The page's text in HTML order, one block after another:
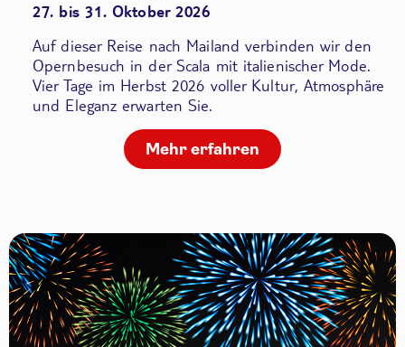
27. bis 31. Oktober 2026
Auf dieser Reise nach Mailand verbinden wir den
Opernbesuch in der Scala mit italienischer Mode.
Vier Tage im Herbst 2026 voller Kultur, Atmosphäre
und Eleganz erwarten Sie.
Mehr erfahren